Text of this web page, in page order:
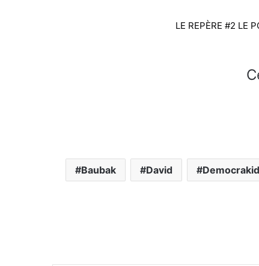
LE REPÈRE #2 LE
Baubak David